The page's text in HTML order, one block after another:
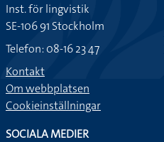
Inst. för lingvistik
SE-106 91 Stockholm
Telefon: 08-16 23 47
Kontakt
Om webbplatsen
Cookieinställningar
SOCIALA MEDIER